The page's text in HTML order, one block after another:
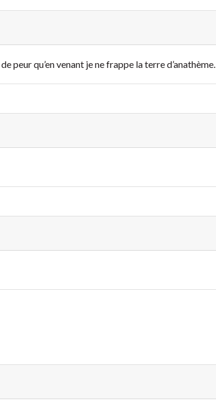
peur qu’en venant je ne frappe la terre d’anathème.